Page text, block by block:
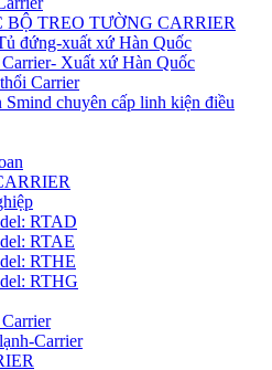
TREO TƯỜNG CARRIER
đứng-xuất xứ Hàn Quốc
Xuất xứ Hàn Quốc
Carrier
Smind chuyên cấp linh kiện điều
RTAD
RTAE
RTHE
RTHG
Carrier